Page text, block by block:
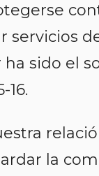
servicios
sido el
16.
la